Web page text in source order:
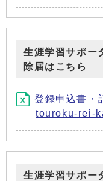
生涯学習サポ
除届はこちら
登録申込書・
touroku-rei-
生涯学習サポー